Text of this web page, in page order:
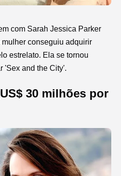
com Sarah Jessica Parker
conseguiu adquirir
estrelato. Ela se tornou
'Sex and the City'.
30 milhões por